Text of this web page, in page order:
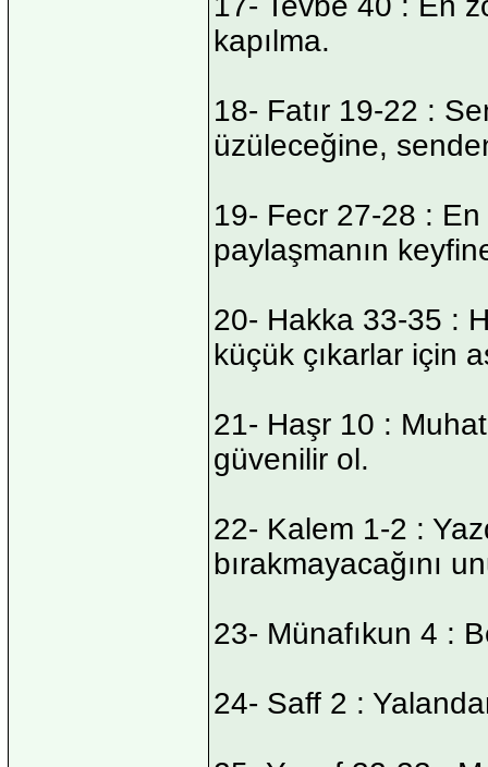
kapılma.
18- Fatır 19-22 :
üzüleceğine,
19- Fecr 27-28 :
paylaşmanın
20- Hakka 33-35 :
küçük çıkarlar için
21- Haşr 10 :
güvenilir ol.
22- Kalem 1-2 :
bırakmayacağını
23- Münafıkun 4 :
24- Saff 2 :